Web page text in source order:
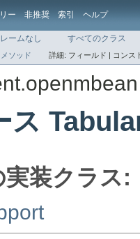
ー 非推奨 索引 ヘルプ
ームなし すべてのクラス
メソッド 詳細: フィールド | コンス
ス
装クラス: